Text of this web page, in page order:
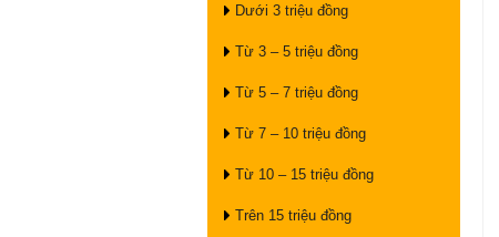
Dưới 3 triệu đồng
Từ 3 – 5 triệu đồng
Từ 5 – 7 triệu đồng
Từ 7 – 10 triệu đồng
Từ 10 – 15 triệu đồng
Trên 15 triệu đồng